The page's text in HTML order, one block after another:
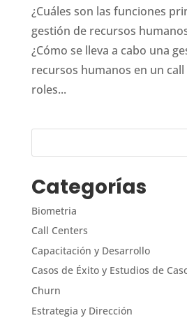
¿Cuáles son las funciones
gestión de recursos
¿Cómo se lleva a cabo una
recursos humanos en un call
roles...
Categorías
Biometria
Call Centers
Capacitación y Desarrollo
Casos de Éxito y Estudios de
Churn
Estrategia y Dirección